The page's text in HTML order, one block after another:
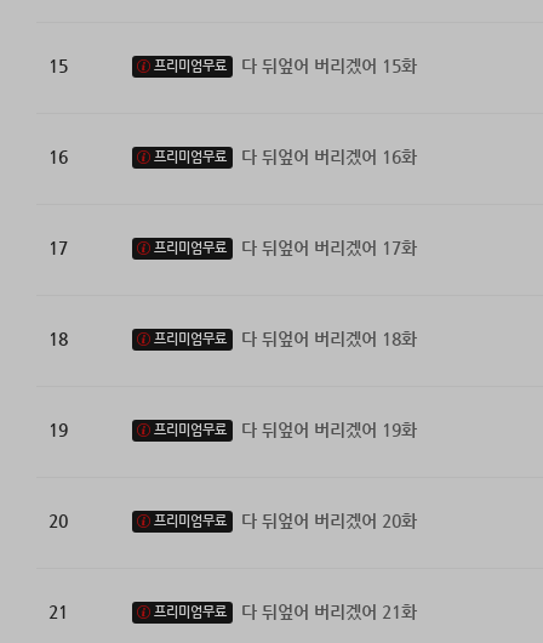
15 프리미엄무료 다 뒤엎어 버리겠어 15화
16 프리미엄무료 다 뒤엎어 버리겠어 16화
17 프리미엄무료 다 뒤엎어 버리겠어 17화
18 프리미엄무료 다 뒤엎어 버리겠어 18화
19 프리미엄무료 다 뒤엎어 버리겠어 19화
20 프리미엄무료 다 뒤엎어 버리겠어 20화
21 프리미엄무료 다 뒤엎어 버리겠어 21화